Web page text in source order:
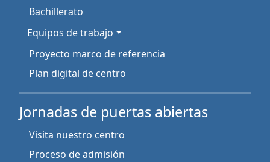
Bachillerato
Equipos de trabajo
Proyecto marco de referencia
Plan digital de centro
Jornadas de puertas abiertas
Visita nuestro centro
Proceso de admisión